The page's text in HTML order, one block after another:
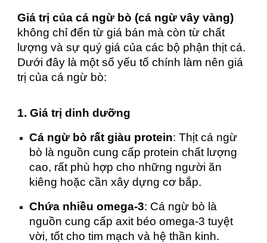
Giá trị của cá ngừ bò (cá ngừ vây vàng)
không chỉ đến từ giá bán mà còn từ chất
lượng và sự quý giá của các bộ phận thịt cá.
Dưới đây là một số yếu tố chính làm nên giá
trị của cá ngừ bò:
1. Giá trị dinh dưỡng
Cá ngừ bò rất giàu protein: Thịt cá ngừ
bò là nguồn cung cấp protein chất lượng
cao, rất phù hợp cho những người ăn
kiêng hoặc cần xây dựng cơ bắp.
Chứa nhiều omega-3: Cá ngừ bò là
nguồn cung cấp axit béo omega-3 tuyệt
vời, tốt cho tim mạch và hệ thần kinh.